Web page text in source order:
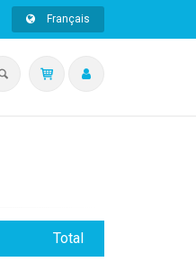
Français
Total